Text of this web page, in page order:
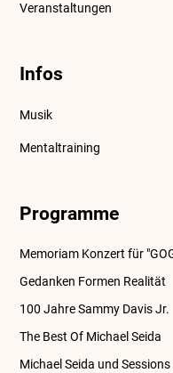
Veranstaltungen
Infos
Musik
Mentaltraining
Programme
Memoriam Konzert für
Gedanken Formen Realität
100 Jahre Sammy Davis Jr.
The Best Of Michael Seida
Michael Seida und Sessions